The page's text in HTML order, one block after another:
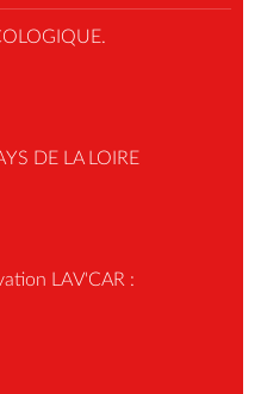
DE LA LOIRE
LAV'CAR :